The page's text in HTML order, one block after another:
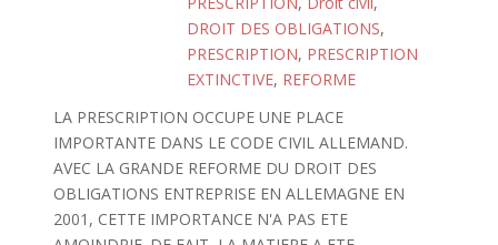
DROIT DES OBLIGATIONS,
PRESCRIPTION, PRESCRIPTION
EXTINCTIVE, REFORME
LA PRESCRIPTION OCCUPE UNE PLACE
IMPORTANTE DANS LE CODE CIVIL ALLEMAND.
AVEC LA GRANDE REFORME DU DROIT DES
OBLIGATIONS ENTREPRISE EN ALLEMAGNE EN
2001, CETTE IMPORTANCE N'A PAS ETE